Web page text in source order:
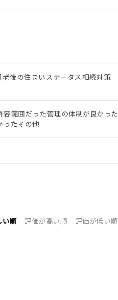
老後の住まい ステータス相続対策
容範囲だった管理の体制が良かった
ったその他
い順 評価が高い順 評価が低い順